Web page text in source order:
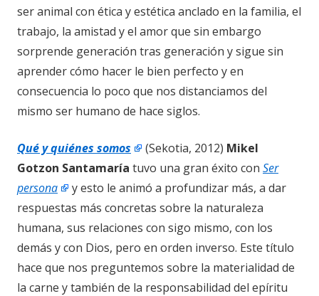
ser animal con ética y estética anclado en la familia, el
trabajo, la amistad y el amor que sin embargo
sorprende generación tras generación y sigue sin
aprender cómo hacer le bien perfecto y en
consecuencia lo poco que nos distanciamos del
mismo ser humano de hace siglos.
Qué y quiénes somos (Sekotia, 2012) Mikel
Gotzon Santamaría tuvo una gran éxito con Ser
persona
y esto le animó a profundizar más, a dar
respuestas más concretas sobre la naturaleza
humana, sus relaciones con sigo mismo, con los
demás y con Dios, pero en orden inverso. Este título
hace que nos preguntemos sobre la materialidad de
la carne y también de la responsabilidad del epíritu